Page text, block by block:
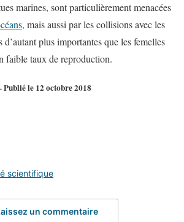
marines, sont particulièrement menacées
, mais aussi par les collisions avec les
d’autant plus importantes que les femelles
faible taux de reproduction.
Publié le 12 octobre 2018
scientifique
un commentaire